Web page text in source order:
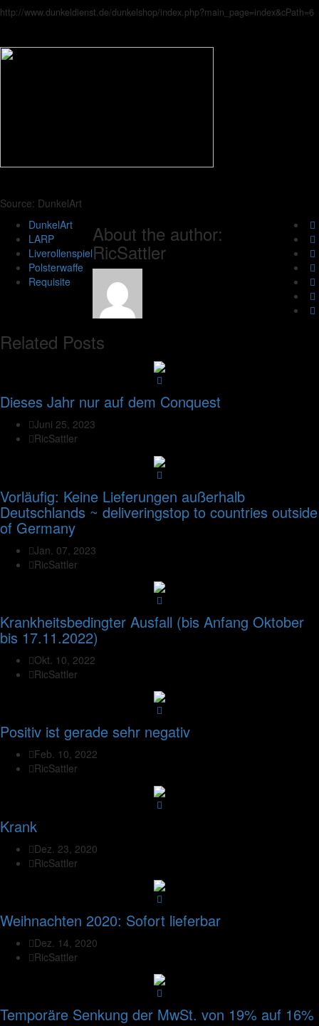
http://www.dunkeldienst.de/dunkelshop/index.php?main_page=index&cPath=6
Source: DunkelArt
DunkelArt
LARP
Liverollenspiel
Polsterwaffe
Requisite
About the author:
RicSattler
Related Posts
Dieses Jahr nur auf dem Conquest
Juni 25, 2023
RicSattler
Vorläufig: Keine Lieferungen außerhalb
Deutschlands ~ deliveringstop to countries outside
of Germany
Jan. 07, 2023
RicSattler
Krankheitsbedingter Ausfall (bis Anfang Oktober
bis 17.11.2022)
Okt. 10, 2022
RicSattler
Positiv ist gerade sehr negativ
Feb. 10, 2022
RicSattler
Krank
Dez. 23, 2020
RicSattler
Weihnachten 2020: Sofort lieferbar
Dez. 14, 2020
RicSattler
Temporäre Senkung der MwSt. von 19% auf 16%